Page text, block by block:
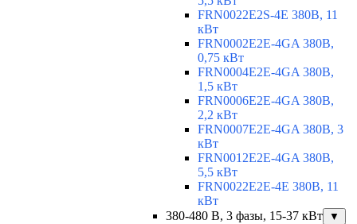
FRN0022E2S-4E 380В, 11
кВт
FRN0002E2E-4GA 380В,
0,75 кВт
FRN0004E2E-4GA 380В,
1,5 кВт
FRN0006E2E-4GA 380В,
2,2 кВт
FRN0007E2E-4GA 380В, 3
кВт
FRN0012E2E-4GA 380В,
5,5 кВт
FRN0022E2E-4E 380В, 11
кВт
380-480 В, 3 фазы, 15-37 кВт
▼